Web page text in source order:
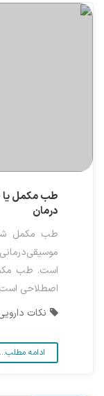
طب مکمل یا
درمان
طب مکمل
است. طب
اصطلاحی است
نکات
ادامه مطلب...